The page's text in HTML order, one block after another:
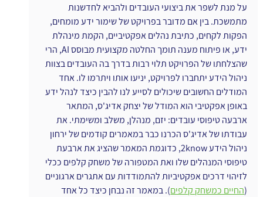
על מנת לשפר את ביצועי העובדים ולהביא לחדשנות
מתמשכת. בין אם מדובר בפרויקט של שימור ידע מומחים,
הפקות לקחים, כתיבת נהלים אפקטיביים, הקמת מינהלת
ידע, או פיתוח מענה תומך החלטה מקצועית מבוסס AI, הרי
שהצלחתו של הפרויקט תלוי רבות בדרך בה העובדים בצוות
ניהול הידע יתחברו לפרויקט, יניעו אותו ויתרמו לו. אחד
המודלים החשובים שיכולים לסייע לנו להבין כיצד לנהל ידע
באופן אפקטיבי הוא המודל של יצחק אדיג'ס, המתאר
ארבעה טיפוסי עובדים: יזם, מנהלן, משלב ומשימתי. את
עבודתו של אדיג'ס הכרנו כבר במאמרים קודמים של ירחון
ניהול הידע 2know, כדוגמת המאמר שהציג את ארבעת
טיפוסי המנהלים שלו ואת המטפורה של משחק קלפים ככלי
לזיהוי דרכים אפקטיביות להתמודדות עם אתגרים ארגוניים
(החיים כמשחק קלפים). במאמר זה נבחן כיצד כל אחד